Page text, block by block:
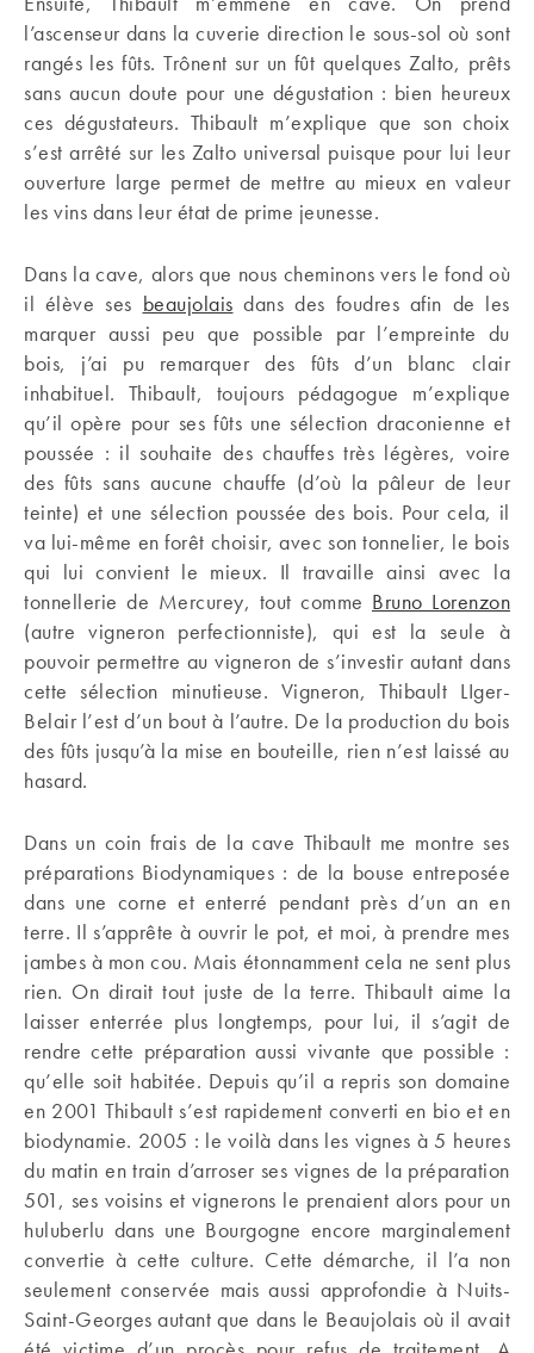
l’ascenseur dans la cuverie direction le sous-sol où sont
rangés les fûts. Trônent sur un fût quelques Zalto, prêts
sans aucun doute pour une dégustation : bien heureux
ces dégustateurs. Thibault m’explique que son choix
s’est arrêté sur les Zalto universal puisque pour lui leur
ouverture large permet de mettre au mieux en valeur
les vins dans leur état de prime jeunesse.
Dans la cave, alors que nous cheminons vers le fond où
il élève ses beaujolais dans des foudres afin de les
marquer aussi peu que possible par l’empreinte du
bois, j’ai pu remarquer des fûts d’un blanc clair
inhabituel. Thibault, toujours pédagogue m’explique
qu’il opère pour ses fûts une sélection draconienne et
poussée : il souhaite des chauffes très légères, voire
des fûts sans aucune chauffe (d’où la pâleur de leur
teinte) et une sélection poussée des bois. Pour cela, il
va lui-même en forêt choisir, avec son tonnelier, le bois
qui lui convient le mieux. Il travaille ainsi avec la
tonnellerie de Mercurey, tout comme Bruno Lorenzon
(autre vigneron perfectionniste), qui est la seule à
pouvoir permettre au vigneron de s’investir autant dans
cette sélection minutieuse. Vigneron, Thibault LIger-
Belair l’est d’un bout à l’autre. De la production du bois
des fûts jusqu’à la mise en bouteille, rien n’est laissé au
hasard.
Dans un coin frais de la cave Thibault me montre ses
préparations Biodynamiques : de la bouse entreposée
dans une corne et enterré pendant près d’un an en
terre. Il s’apprête à ouvrir le pot, et moi, à prendre mes
jambes à mon cou. Mais étonnamment cela ne sent plus
rien. On dirait tout juste de la terre. Thibault aime la
laisser enterrée plus longtemps, pour lui, il s’agit de
rendre cette préparation aussi vivante que possible :
qu’elle soit habitée. Depuis qu’il a repris son domaine
en 2001 Thibault s’est rapidement converti en bio et en
biodynamie. 2005 : le voilà dans les vignes à 5 heures
du matin en train d’arroser ses vignes de la préparation
501, ses voisins et vignerons le prenaient alors pour un
huluberlu dans une Bourgogne encore marginalement
convertie à cette culture. Cette démarche, il l’a non
seulement conservée mais aussi approfondie à Nuits-
Saint-Georges autant que dans le Beaujolais où il avait